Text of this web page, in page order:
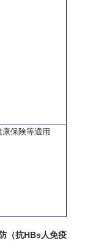
康保険等適用
（抗HBs人免疫